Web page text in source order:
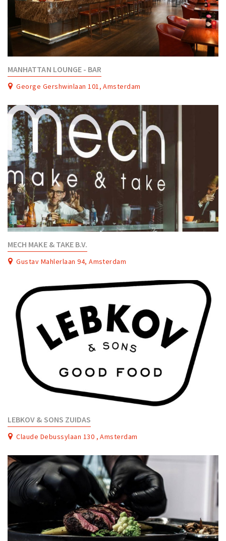
MANHATTAN LOUNGE - BAR
George Gershwinlaan 101, Amsterdam
MECH MAKE & TAKE B.V.
Gustav Mahlerlaan 94, Amsterdam
LEBKOV & SONS ZUIDAS
Claude Debussylaan 130 , Amsterdam